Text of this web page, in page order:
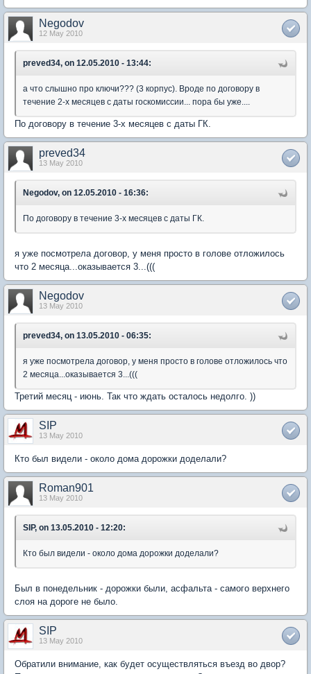
Negodov
12 May 2010
preved34, on 12.05.2010 - 13:44:
а что слышно про ключи??? (3 корпус). Вроде по договору в
течение 2-х месяцев с даты госкомиссии... пора бы уже....
По договору в течение 3-х месяцев с даты ГК.
preved34
13 May 2010
Negodov, on 12.05.2010 - 16:36:
По договору в течение 3-х месяцев с даты ГК.
я уже посмотрела договор, у меня просто в голове отложилось
что 2 месяца...оказывается 3...(((
Negodov
13 May 2010
preved34, on 13.05.2010 - 06:35:
я уже посмотрела договор, у меня просто в голове отложилось что
2 месяца...оказывается 3...(((
Третий месяц - июнь. Так что ждать осталось недолго. ))
SIP
13 May 2010
Кто был видели - около дома дорожки доделали?
Roman901
13 May 2010
SIP, on 13.05.2010 - 12:20:
Кто был видели - около дома дорожки доделали?
Был в понедельник - дорожки были, асфальта - самого верхнего
слоя на дороге не было.
SIP
13 May 2010
Обратили внимание, как будет осуществляться въезд во двор?